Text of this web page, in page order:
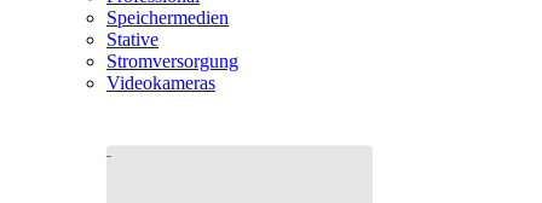
Speichermedien
Stative
Stromversorgung
Videokameras